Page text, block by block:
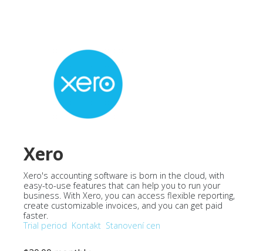
Xero
Xero's accounting software is born in the cloud, with
easy-to-use features that can help you to run your
business. With Xero, you can access flexible reporting,
create customizable invoices, and you can get paid
faster.
Trial period Kontakt Stanovení cen